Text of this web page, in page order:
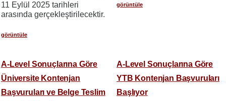
11 Eylül 2025 tarihleri
arasında gerçekleştirilecektir.
görüntüle
görüntüle
A-Level Sonuçlarına Göre
Üniversite Kontenjan
Başvuruları ve Belge Teslim
A-Level Sonuçlarına Göre
YTB Kontenjan Başvuruları
Başlıyor